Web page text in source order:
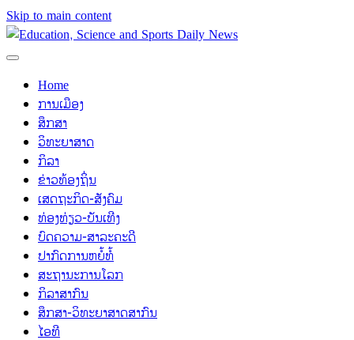
Skip to main content
Home
ການເມືອງ
ສຶກສາ
ວິທະຍາສາດ
ກິລາ
ຂ່າວທ້ອງຖິ່ນ
ເສດຖະກິດ-ສັງຄົມ
ທ່ອງທ່ຽວ-ບັນເທີງ
ບົດຄວາມ-ສາລະຄະດີ
ປາກົດການຫຍໍ້ທໍ້
ສະຖານະການໂລກ
ກິລາສາກົນ
ສຶກສາ-ວິທະຍາສາດສາກົນ
ໄອທີ